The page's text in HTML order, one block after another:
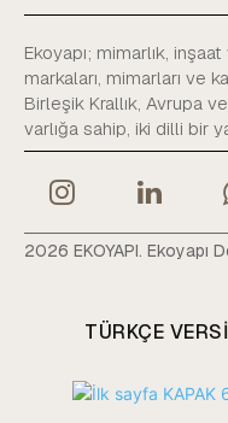
Ekoyapı; mimarlık,
markaları, mimarları ve
Birleşik Krallık, Avrupa
varlığa sahip, iki dilli bir
2026 EKOYAPI. Ekoyapı
TÜRKÇE